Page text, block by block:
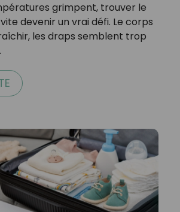
grimpent, trouver le
devenir un vrai défi. Le corps
les draps semblent trop